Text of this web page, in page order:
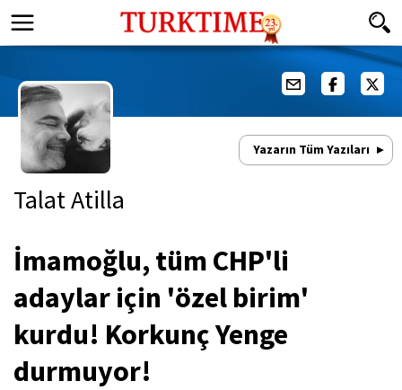
Yazarın Tüm Yazıları
Talat Atilla
İmamoğlu, tüm CHP'li
adaylar için 'özel birim'
kurdu! Korkunç Yenge
durmuyor!